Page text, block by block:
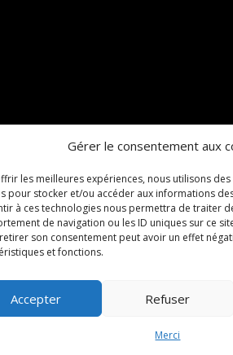
Gérer le consentement aux
les meilleures expériences, nous utilisons
pour stocker et/ou accéder aux informations
à ces technologies nous permettra de traiter
de navigation ou les ID uniques sur ce
son consentement peut avoir un effet
et fonctions.
Accepter Refuser
Merci